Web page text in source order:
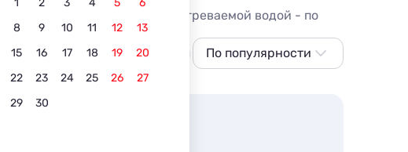
1 2 3 4 5
6
8 9 10 11 12
13
15 16 17 18 19
20
22 23 24 25 26
27
29 30
открытые и закрытые, с подогреваемой водой - по
сайте
Лучшие C кухней в номереПо популярности